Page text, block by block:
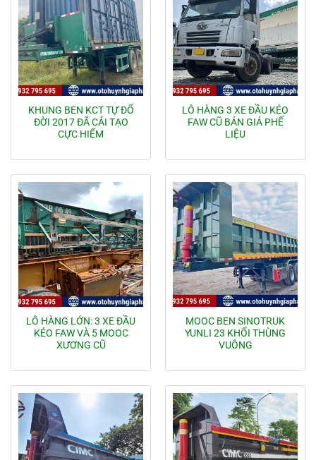
KHUNG BEN KCT TỰ ĐỔ
ĐỜI 2017 ĐÃ CẢI TẠO
CỰC HIẾM
LÔ HÀNG 3 XE ĐẦU KÉO
FAW CŨ BÁN GIÁ PHẾ
LIỆU
LÔ HÀNG LỚN: 3 XE ĐẦU
KÉO FAW VÀ 5 MOOC
XƯƠNG CŨ
MOOC BEN SINOTRUK
YUNLI 23 KHỐI THÙNG
VUÔNG